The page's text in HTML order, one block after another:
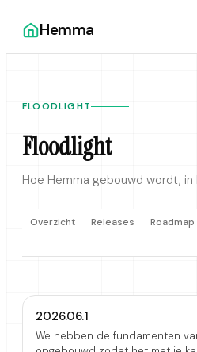
Hemma
FLOODLIGHT
Floodlight
Hoe Hemma gebouwd wordt, in
Overzicht Releases Roadmap
2026.06.1
We hebben de fundamenten